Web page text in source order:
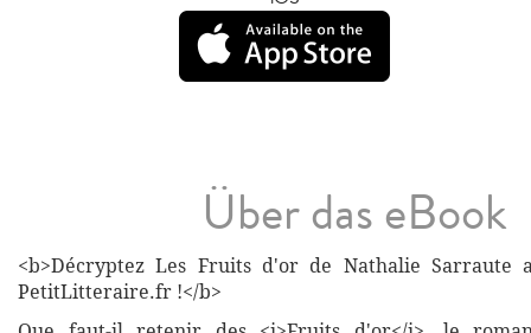
Über das eBook
<b>Décryptez Les Fruits d'or de Nathalie Sarraute
PetitLitteraire.fr !</b>